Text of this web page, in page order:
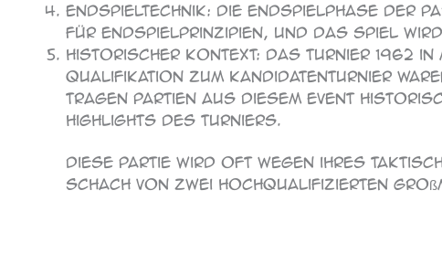
Endspieltechnik: Die Endspielphase der
für Endspielprinzipien, und das Spiel
Historischer Kontext: Das Turnier 1962
Qualifikation zum Kandidatenturnier
tragen Partien aus diesem Event
Highlights des Turniers.
Diese Partie wird oft wegen ihres
Schach von zwei hochqualifizierten